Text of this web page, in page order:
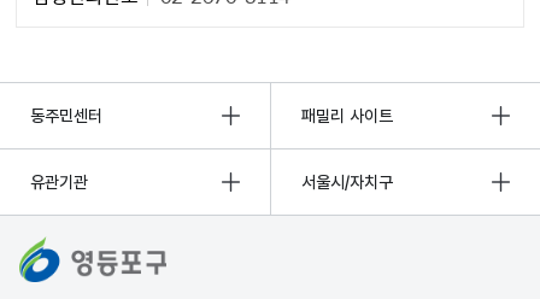
동주민센터 패밀리 사이트
유관기관 서울시/자치구